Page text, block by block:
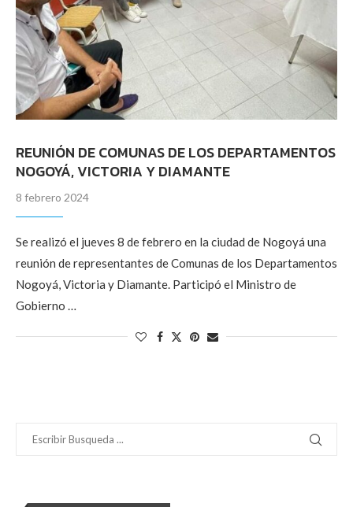
REUNIÓN DE COMUNAS DE LOS DEPARTAMENTOS
NOGOYÁ, VICTORIA Y DIAMANTE
8 febrero 2024
Se realizó el jueves 8 de febrero en la ciudad de Nogoyá una
reunión de representantes de Comunas de los Departamentos
Nogoyá, Victoria y Diamante. Participó el Ministro de
Gobierno …